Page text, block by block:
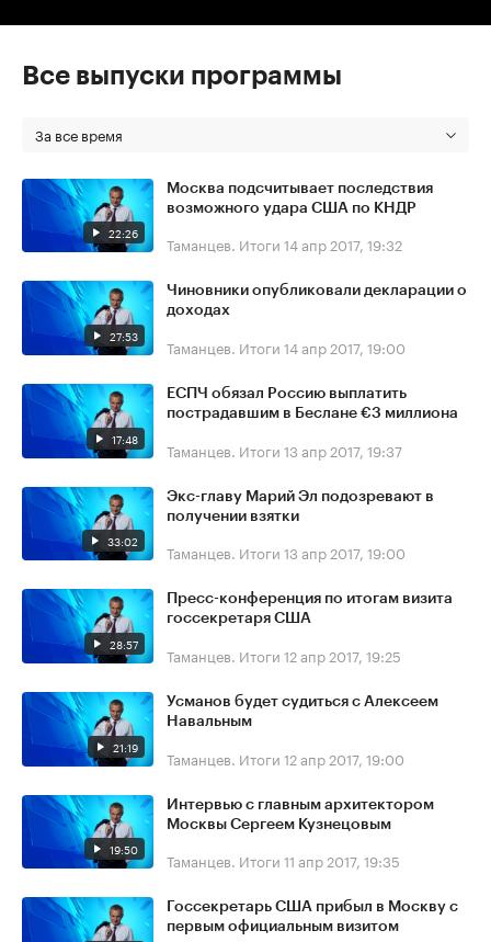
Все выпуски программы
За все время
22:26
Москва подсчитывает последствия
возможного удара США по КНДР
Таманцев. Итоги 14 апр 2017, 19:32
27:53
Чиновники опубликовали декларации о
доходах
Таманцев. Итоги 14 апр 2017, 19:00
17:48
ЕСПЧ обязал Россию выплатить
пострадавшим в Беслане €3 миллиона
Таманцев. Итоги 13 апр 2017, 19:37
33:02
Экс-главу Марий Эл подозревают в
получении взятки
Таманцев. Итоги 13 апр 2017, 19:00
28:57
Пресс-конференция по итогам визита
госсекретаря США
Таманцев. Итоги 12 апр 2017, 19:25
21:19
Усманов будет судиться с Алексеем
Навальным
Таманцев. Итоги 12 апр 2017, 19:00
19:50
Интервью с главным архитектором
Москвы Сергеем Кузнецовым
Таманцев. Итоги 11 апр 2017, 19:35
Госсекретарь США прибыл в Москву с
первым официальным визитом